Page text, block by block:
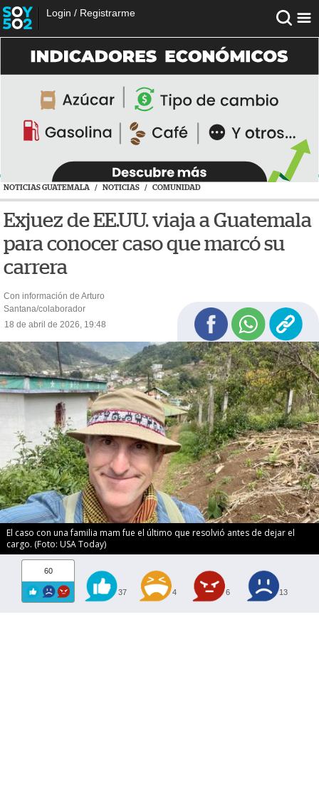
Login / Registrarme
NOTICIAS GUATEMALA / NOTICIAS / COMUNIDAD
Exjuez de EE.UU. viaja a Guatemala
para conocer caso que marcó su
carrera
Con información de Arturo
Santana/colaborador
18 de abril de 2026, 19:48
El caso con una familia mam fue el último que resolvió antes de dejar el
cargo. (Foto: USA Today)
60
37 4 6 13